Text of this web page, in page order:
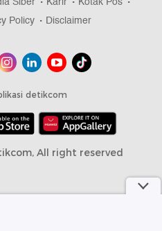
Policy Disclaimer
detikcom
All right reserved